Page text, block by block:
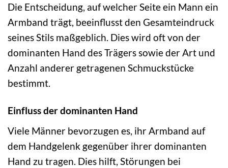
Die Entscheidung, auf welcher Seite ein Mann ein
Armband trägt, beeinflusst den Gesamteindruck
seines Stils maßgeblich. Dies wird oft von der
dominanten Hand des Trägers sowie der Art und
Anzahl anderer getragenen Schmuckstücke
bestimmt.
Einfluss der dominanten Hand
Viele Männer bevorzugen es, ihr Armband auf
dem Handgelenk gegenüber ihrer dominanten
Hand zu tragen. Dies hilft, Störungen bei